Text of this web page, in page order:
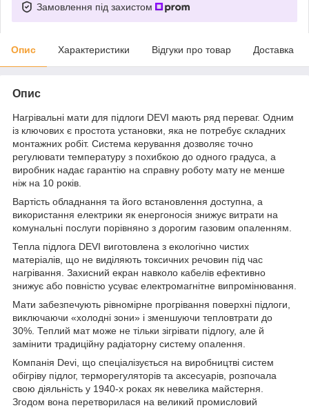
Замовлення під захистом
Опис Характеристики Відгуки про товар Доставка
Опис
Нагрівальні мати для підлоги DEVI мають ряд переваг. Одним
із ключових є простота установки, яка не потребує складних
монтажних робіт. Система керування дозволяє точно
регулювати температуру з похибкою до одного градуса, а
виробник надає гарантію на справну роботу мату не менше
ніж на 10 років.
Вартість обладнання та його встановлення доступна, а
використання електрики як енергоносія знижує витрати на
комунальні послуги порівняно з дорогим газовим опаленням.
Тепла підлога DEVI виготовлена ​​з екологічно чистих
матеріалів, що не виділяють токсичних речовин під час
нагрівання. Захисний екран навколо кабелів ефективно
знижує або повністю усуває електромагнітне випромінювання.
Мати забезпечують рівномірне прогрівання поверхні підлоги,
виключаючи «холодні зони» і зменшуючи тепловтрати до
30%. Теплий мат може не тільки зігрівати підлогу, але й
замінити традиційну радіаторну систему опалення.
Компанія Devi, що спеціалізується на виробництві систем
обігріву підлог, терморегуляторів та аксесуарів, розпочала
свою діяльність у 1940-х роках як невелика майстерня.
Згодом вона перетворилася на великий промисловий